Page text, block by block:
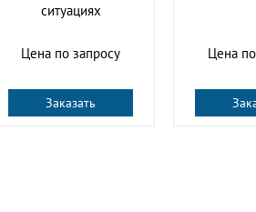
ситуациях
Цена по запросу
Заказать
Цена